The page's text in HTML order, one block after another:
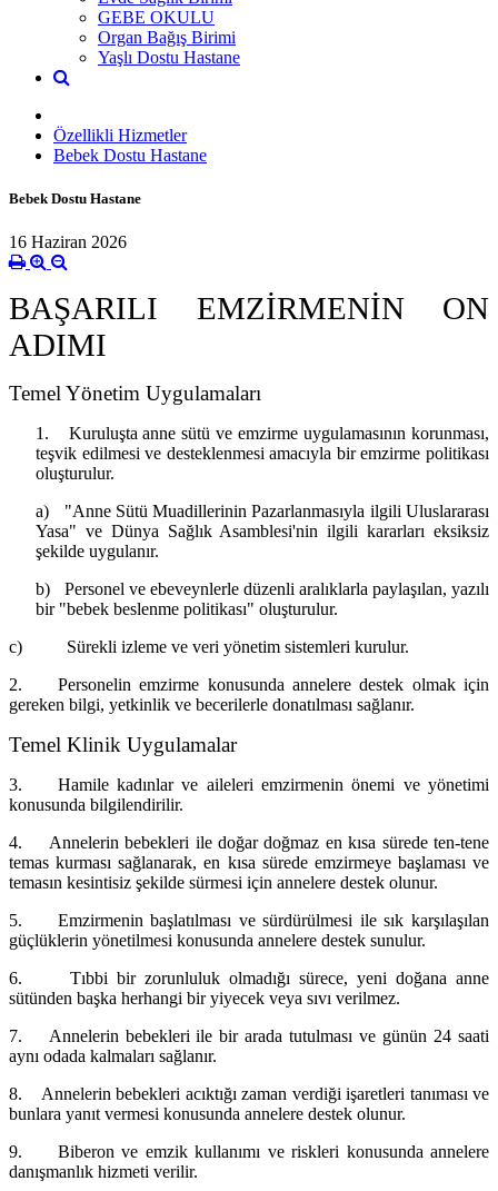
GEBE OKULU
Organ Bağış Birimi
Yaşlı Dostu Hastane
Özellikli Hizmetler
Bebek Dostu Hastane
Bebek Dostu Hastane
16 Haziran 2026
BAŞARILI EMZİRMENİN ON
ADIMI
Temel Yönetim Uygulamaları
1.
Kuruluşta anne sütü ve emzirme uygulamasının korunması,
teşvik edilmesi ve desteklenmesi amacıyla bir emzirme politikası
oluşturulur.
a)
"Anne Sütü Muadillerinin Pazarlanmasıyla ilgili Uluslararası
Yasa" ve Dünya Sağlık Asamblesi'nin ilgili kararları eksiksiz
şekilde uygulanır.
b)
Personel ve ebeveynlerle düzenli aralıklarla paylaşılan, yazılı
bir "bebek beslenme politikası" oluşturulur.
c)
Sürekli izleme ve veri yönetim sistemleri kurulur.
2.
Personelin emzirme konusunda annelere destek olmak için
gereken bilgi, yetkinlik ve becerilerle donatılması sağlanır.
Temel Klinik Uygulamalar
3.
Hamile kadınlar ve aileleri emzirmenin önemi ve yönetimi
konusunda bilgilendirilir.
4.
Annelerin bebekleri ile doğar doğmaz en kısa sürede ten-tene
temas kurması sağlanarak, en kısa sürede emzirmeye başlaması ve
temasın kesintisiz şekilde sürmesi için annelere destek olunur.
5.
Emzirmenin başlatılması ve sürdürülmesi ile sık karşılaşılan
güçlüklerin yönetilmesi konusunda annelere destek sunulur.
6.
Tıbbi bir zorunluluk olmadığı sürece, yeni doğana anne
sütünden başka herhangi bir yiyecek veya sıvı verilmez.
7.
Annelerin bebekleri ile bir arada tutulması ve günün 24 saati
aynı odada kalmaları sağlanır.
8.
Annelerin bebekleri acıktığı zaman verdiği işaretleri tanıması ve
bunlara yanıt vermesi konusunda annelere destek olunur.
9.
Biberon ve emzik kullanımı ve riskleri konusunda annelere
danışmanlık hizmeti verilir.